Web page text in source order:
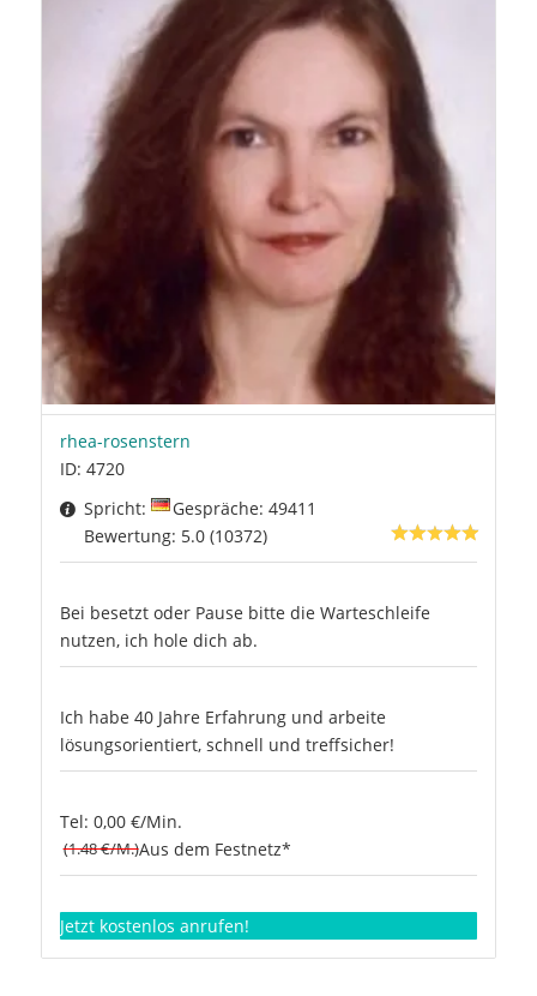
rhea-rosenstern
ID: 4720
Spricht:
Gespräche: 49411
Bewertung: 5.0 (10372)
Bei besetzt oder Pause bitte die Warteschleife
nutzen, ich hole dich ab.
Ich habe 40 Jahre Erfahrung und arbeite
lösungsorientiert, schnell und treffsicher!
Tel: 0,00 €/Min.
(1.48 €/M.)Aus dem Festnetz*
Jetzt kostenlos anrufen!